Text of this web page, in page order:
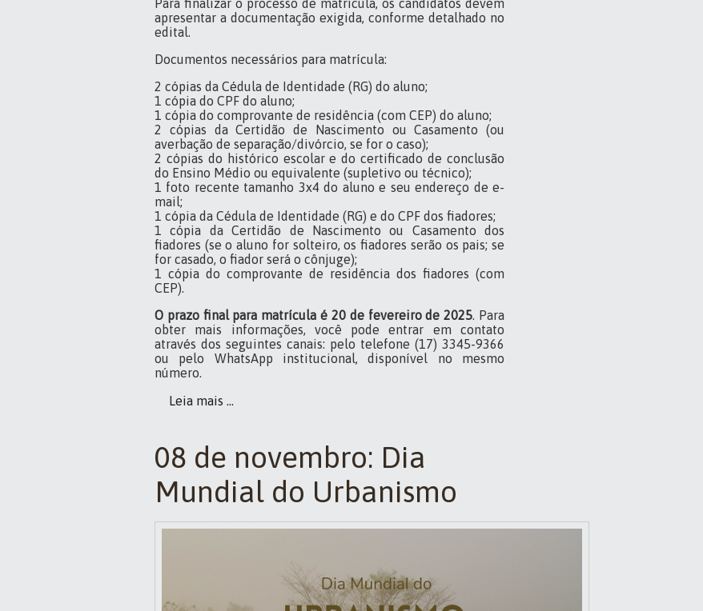
Para finalizar o processo de matrícula, os candidatos devem
apresentar a documentação exigida, conforme detalhado no
edital.
Documentos necessários para matrícula:
2 cópias da Cédula de Identidade (RG) do aluno;
1 cópia do CPF do aluno;
1 cópia do comprovante de residência (com CEP) do aluno;
2 cópias da Certidão de Nascimento ou Casamento (ou
averbação de separação/divórcio, se for o caso);
2 cópias do histórico escolar e do certificado de conclusão
do Ensino Médio ou equivalente (supletivo ou técnico);
1 foto recente tamanho 3x4 do aluno e seu endereço de e-
mail;
1 cópia da Cédula de Identidade (RG) e do CPF dos fiadores;
1 cópia da Certidão de Nascimento ou Casamento dos
fiadores (se o aluno for solteiro, os fiadores serão os pais; se
for casado, o fiador será o cônjuge);
1 cópia do comprovante de residência dos fiadores (com
CEP).
O prazo final para matrícula é 20 de fevereiro de 2025. Para
obter mais informações, você pode entrar em contato
através dos seguintes canais: pelo telefone (17) 3345-9366
ou pelo WhatsApp institucional, disponível no mesmo
número.
Leia mais ...
08 de novembro: Dia
Mundial do Urbanismo